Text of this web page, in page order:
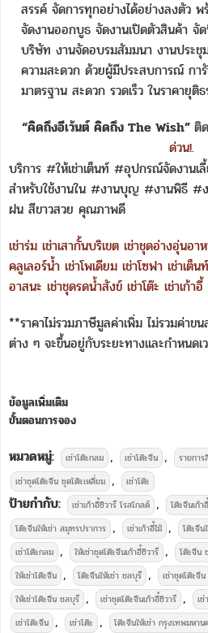
สรรค์ จัดการทุกอย่างได้อย่างลงตัว
จัดงานออกบูธ จัดงานเปิดตัวสินค้า จั
บริษัท งานจัดอบรมสัมมนา งานประชุ
ความสะดวก ด้วยผู้มีประสบการณ์ ก
มาตรฐาน สะดวก รวดเร็ว ในราคายุติ
“คิดถึงอีเว้นต์ คิดถึง The Wish” ติ
ด่วน!.
บริการ #ให้เช่าเต็นท์ #อุปกรณ์จัดงานเ
สำหรับใช้งานใน #งานบุญ #งานพิธี #
ฝน สีขาวสวย คุณภาพดี
เช่าร่ม เช่าเสากั้นบริเขต เช่าชุดอ่างอุ่นอา
คลูเลอร์น้ำ เช่าโพเดียม เช่าโซฟา เช่าเต็นท์
อาสนะ เช่าชุดรดน้ำสังข์ เช่าโต๊ะ เช่าเก้าอี้
**ราคาไม่รวมภาษีมูลค่าเพิ่ม ไม่รวมค่า
ต่าง ๆ จะขึ้นอยู่กับระยะทางและกำหนดเ
ข้อมูลเพิ่มเติม
ขั้นตอนการจอง
หมวดหมู่: เช่าโต๊ะกลม , เช่าโต๊ะจีน , รายกา
เช่าชุดโต๊ะจีน ชุดโต๊ะเหลี่ยม , เช่าโต๊ะ
ป้ายกำกับ: เช่าเก้าอี้ชิวารี โรสโกลด์ , โต๊ะจีนเก้า
โต๊ะจีนให้เช่า สมุทรปราการ , เช่าเก้าอี้ไม้ , โต๊ะจีน
เช่าโต๊ะกลม , ให้เช่าชุดโต๊ะจีนเก้าอี้ชิวารี , โต๊ะจีน
ให้เช่าโต๊ะจีน , โต๊ะจีนให้เช่า ชลบุรี , เช่าชุดโต๊ะจีน
ให้เช่าโต๊ะจีน ชลบุรี , เช่าชุดโต๊ะจีนเก้าอี้ชิวารี , เช่
เช่าโต๊ะจีน , เช่าโต๊ะ , โต๊ะจีนให้เช่า กรุงเทพมหาน